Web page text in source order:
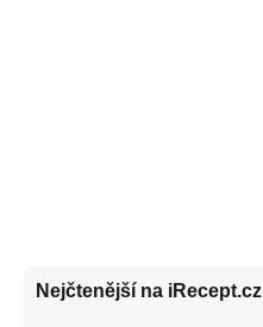
Nejčtenější na iRecept.cz